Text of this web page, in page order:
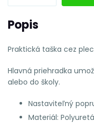
Popis
Praktická taška cez
Hlavná priehradka
alebo do školy.
Nastaviteľný
Materiál: